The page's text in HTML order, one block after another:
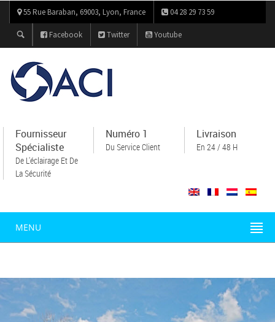
55 Rue Baraban, 69003, Lyon, France 04 28 29 73 59
Facebook Twitter Youtube
Fournisseur
Spécialiste
De L'éclairage Et De
La Sécurité
Numéro 1
Du Service Client
Livraison
En 24 / 48 H
MENU